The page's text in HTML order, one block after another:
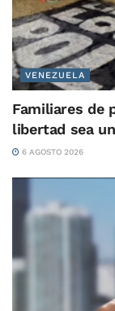
VENEZUELA
Familiares de
libertad sea
6 AGOSTO 2026